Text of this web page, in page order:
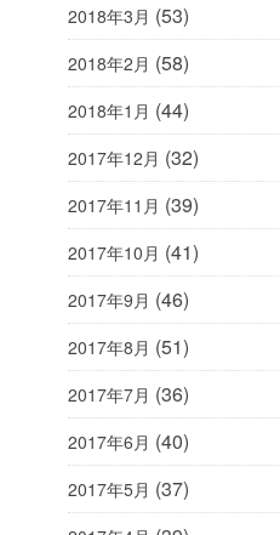
2018年3月 (53)
2018年2月 (58)
2018年1月 (44)
2017年12月 (32)
2017年11月 (39)
2017年10月 (41)
2017年9月 (46)
2017年8月 (51)
2017年7月 (36)
2017年6月 (40)
2017年5月 (37)